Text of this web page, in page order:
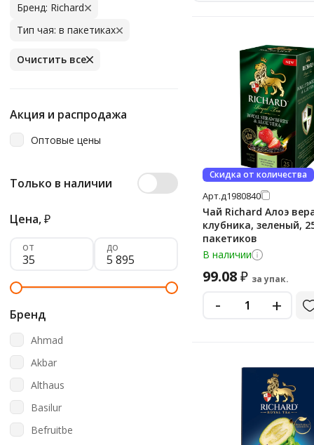
Бренд: Richard
Тип чая: в пакетиках
Очистить все
Акция и распродажа
Оптовые цены
Только в наличии
Цена,₽
от до
Бренд
Ahmad
Akbar
Althaus
Basilur
Befruitbe
Скидка от количества
Арт.д1980840
Чай Richard Алоэ
клубника, зеленый,
пакетиков
В наличии
99.08₽ за упак.
- +